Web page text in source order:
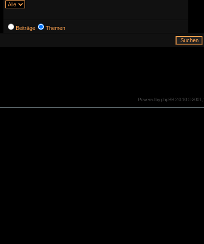
Beiträge Themen
Powered byphpBB2.0.10 © 2001,